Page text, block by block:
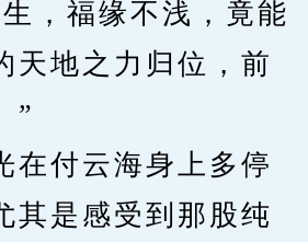
福缘不浅，竟能
天地之力归位，前
”
付云海身上多停
其是感受到那股纯